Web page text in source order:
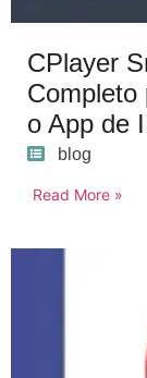
CPlayer
Completo
o App de
blog
Read More »